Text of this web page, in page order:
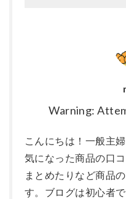
Warning:
こんにちは！一般主
気になった商品の口
まとめたりなど商品
す。ブログは初心者